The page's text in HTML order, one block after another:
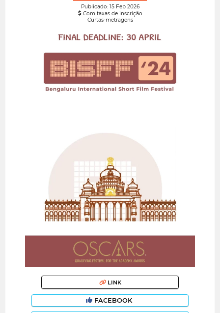
Publicado: 15 Feb 2026
Com taxas de inscrição
Curtas-metragens
LINK
FACEBOOK